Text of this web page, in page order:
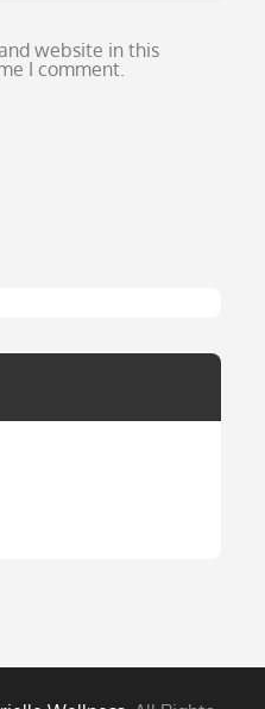
website in this
I comment.